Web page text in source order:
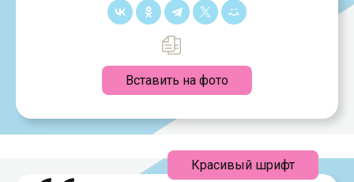
Вставить на фото
Красивый шрифт